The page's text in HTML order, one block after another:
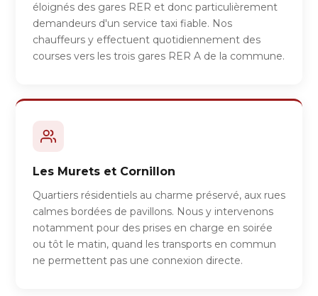
éloignés des gares RER et donc particulièrement
demandeurs d'un service taxi fiable. Nos
chauffeurs y effectuent quotidiennement des
courses vers les trois gares RER A de la commune.
Les Murets et Cornillon
Quartiers résidentiels au charme préservé, aux rues
calmes bordées de pavillons. Nous y intervenons
notamment pour des prises en charge en soirée
ou tôt le matin, quand les transports en commun
ne permettent pas une connexion directe.